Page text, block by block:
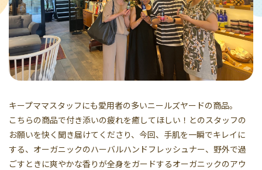
キープママスタッフにも愛用者の多いニールズヤードの商品。
こちらの商品で付き添いの疲れを癒してほしい！とのスタッフの
お願いを快く聞き届けてくださり、今回、手肌を一瞬でキレイに
する、オーガニックのハーバルハンドフレッシュナー、野外で過
ごすときに爽やかな香りが全身をガードするオーガニックのアウ